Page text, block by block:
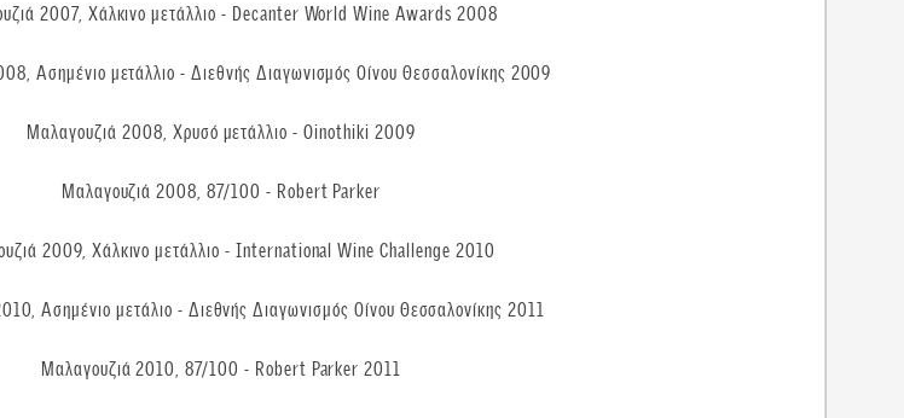
2007, Χάλκινο μετάλλιο - Decanter World Wine Awards 2008
Ασημένιο μετάλλιο - Διεθνής Διαγωνισμός Οίνου Θεσσαλονίκης 2009
Μαλαγουζιά 2008, Χρυσό μετάλλιο - Oinothiki 2009
Μαλαγουζιά 2008, 87/100 - Robert Parker
2009, Χάλκινο μετάλλιο - International Wine Challenge 2010
Ασημένιο μετάλιο - Διεθνής Διαγωνισμός Οίνου Θεσσαλονίκης 2011
Μαλαγουζιά 2010, 87/100 - Robert Parker 2011